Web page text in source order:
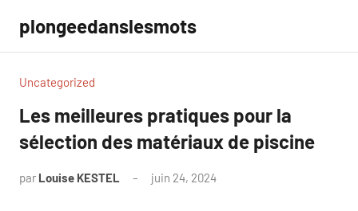
contenu
plongeedanslesmots
Uncategorized
Les meilleures pratiques pour la
sélection des matériaux de piscine
par Louise KESTEL juin 24, 2024